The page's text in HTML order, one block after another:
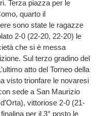
Terza piazza per le
quarto il
sono state le ragazze
2-0 (22-20, 22-20) le
che si è messa
Sul terzo gradino del
atto del Torneo della
visto trionfare le novaresi
sede a San Maurizio
vittoriose 2-0 (21-
per il 3° posto le